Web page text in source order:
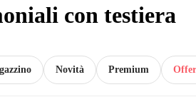
con testiera
Novità Premium